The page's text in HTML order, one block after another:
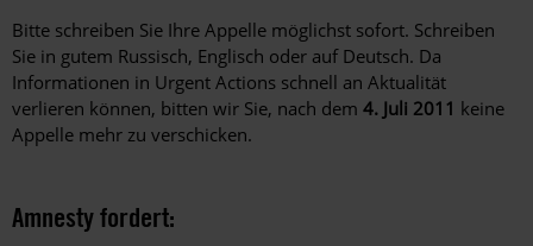
Bitte schreiben Sie Ihre Appelle möglichst sofort. Schreiben
Sie in gutem Russisch, Englisch oder auf Deutsch. Da
Informationen in Urgent Actions schnell an Aktualität
verlieren können, bitten wir Sie, nach dem 4. Juli 2011 keine
Appelle mehr zu verschicken.
Amnesty fordert: